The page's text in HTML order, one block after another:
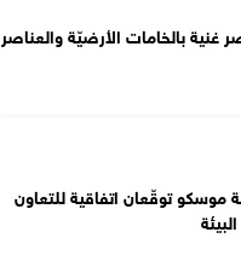
غنية بالخامات الأرضيّة والعناصر
موسكو توقّعان اتفاقية للتعاون